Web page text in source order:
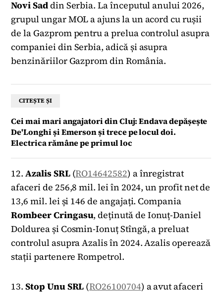
Novi Saddin Serbia. La începutul anului 2026,
grupul ungar MOL a ajuns la un acord cu rușii
de la Gazprom pentru a prelua controlul asupra
companiei din Serbia, adică și asupra
benzinăriilor Gazprom din România.
CITEȘTE ȘI
Cei mai mari angajatori din Cluj: Endava depășește
De'Longhi și Emerson și trece pe locul doi.
Electrica rămâne pe primul loc
12.Azalis SRL(RO14642582) a înregistrat
afaceri de 256,8 mil. lei în 2024, un profit net de
13,6 mil. lei și 146 de angajați. Compania
RombeerCringasu, deținută de Ionuț-Daniel
Doldurea și Cosmin-Ionuț Stîngă, a preluat
controlul asupra Azalis în 2024. Azalis operează
stații partenere Rompetrol.
13.Stop Unu SRL (RO26100704) a avut afaceri